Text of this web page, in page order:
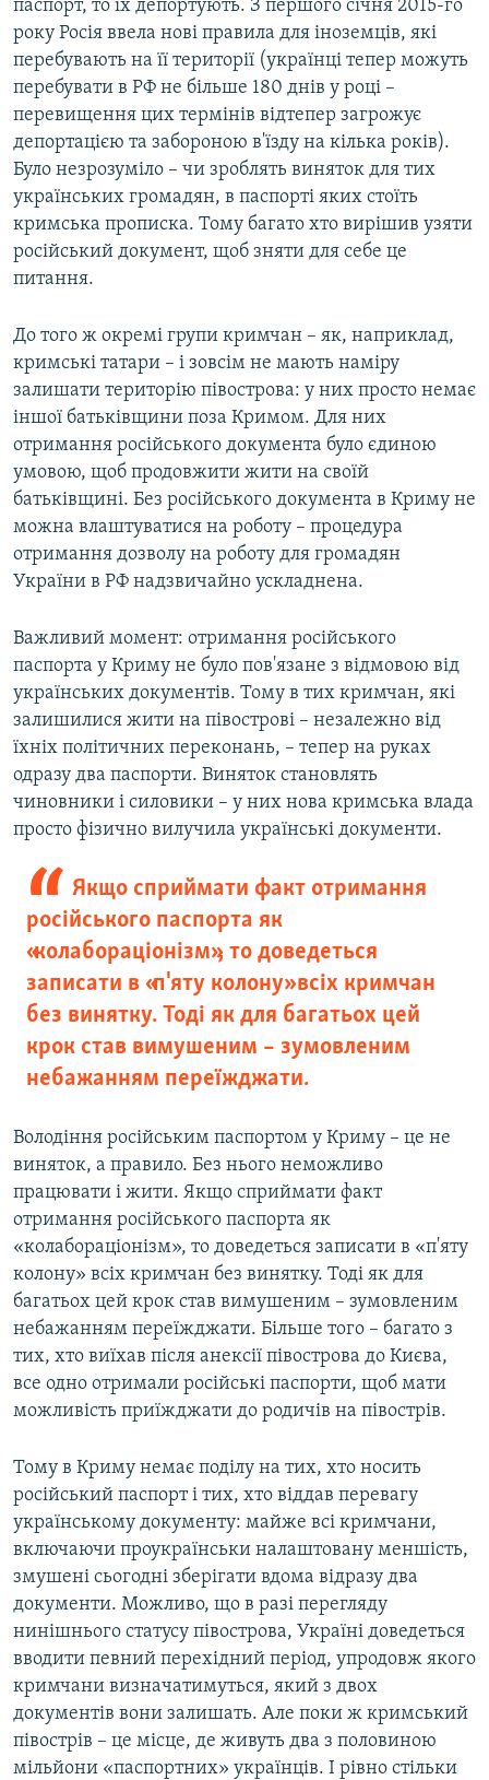
паспорт, то їх депортують. З першого січня 2015-го
року Росія ввела нові правила для іноземців, які
перебувають на її території (українці тепер можуть
перебувати в РФ не більше 180 днів у році –
перевищення цих термінів відтепер загрожує
депортацією та забороною в'їзду на кілька років).
Було незрозуміло – чи зроблять виняток для тих
українських громадян, в паспорті яких стоїть
кримська прописка. Тому багато хто вирішив узяти
російський документ, щоб зняти для себе це
питання.
До того ж окремі групи кримчан – як, наприклад,
кримські татари – і зовсім не мають наміру
залишати територію півострова: у них просто немає
іншої батьківщини поза Кримом. Для них
отримання російського документа було єдиною
умовою, щоб продовжити жити на своїй
батьківщині. Без російського документа в Криму не
можна влаштуватися на роботу – процедура
отримання дозволу на роботу для громадян
України в РФ надзвичайно ускладнена.
Важливий момент: отримання російського
паспорта у Криму не було пов'язане з відмовою від
українських документів. Тому в тих кримчан, які
залишилися жити на півострові – незалежно від
їхніх політичних переконань, – тепер на руках
одразу два паспорти. Виняток становлять
чиновники і силовики – у них нова кримська влада
просто фізично вилучила українські документи.
Якщо сприймати факт отримання
російського паспорта як
«колабораціонізм», то доведеться
записати в «п'яту колону» всіх кримчан
без винятку. Тоді як для багатьох цей
крок став вимушеним – зумовленим
небажанням переїжджати.
Володіння російським паспортом у Криму – це не
виняток, а правило. Без нього неможливо
працювати і жити. Якщо сприймати факт
отримання російського паспорта як
«колабораціонізм», то доведеться записати в «п'яту
колону» всіх кримчан без винятку. Тоді як для
багатьох цей крок став вимушеним – зумовленим
небажанням переїжджати. Більше того – багато з
тих, хто виїхав після анексії півострова до Києва,
все одно отримали російські паспорти, щоб мати
можливість приїжджати до родичів на півострів.
Тому в Криму немає поділу на тих, хто носить
російський паспорт і тих, хто віддав перевагу
українському документу: майже всі кримчани,
включаючи проукраїнськи налаштовану меншість,
змушені сьогодні зберігати вдома відразу два
документи. Можливо, що в разі перегляду
нинішнього статусу півострова, Україні доведеться
вводити певний перехідний період, упродовж якого
кримчани визначатимуться, який з двох
документів вони залишать. Але поки ж кримський
півострів – це місце, де живуть два з половиною
мільйони «паспортних» українців. І рівно стільки